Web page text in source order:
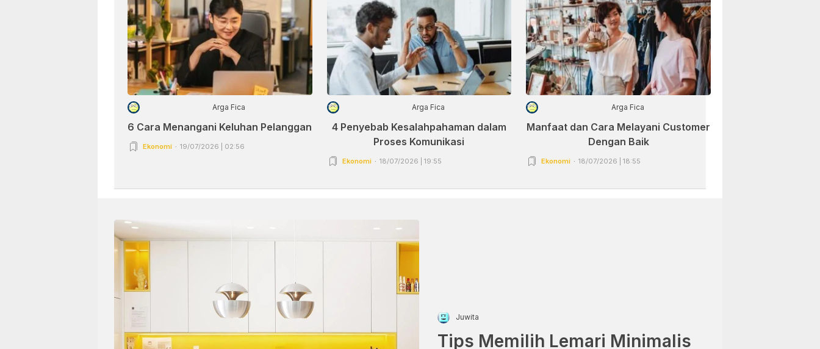
Arga Fica
6 Cara Menangani Keluhan Pelanggan
Ekonomi 19/07/2026 | 02:56
Arga Fica
4 Penyebab Kesalahpahaman dalam
Proses Komunikasi
Ekonomi 18/07/2026 | 19:55
Arga Fica
Manfaat dan Cara Melayani Customer
Dengan Baik
Ekonomi 18/07/2026 | 18:55
Juwita
Tips Memilih Lemari Minimalis